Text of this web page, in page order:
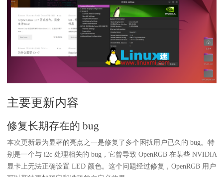
主要更新内容
修复长期存在的 bug
本次更新最为显著的亮点之一是修复了多个困扰用户已久的 bug。特
别是一个与 i2c 处理相关的 bug，它曾导致 OpenRGB 在某些 NVIDIA
显卡上无法正确设置 LED 颜色。这个问题经过修复，OpenRGB 用户